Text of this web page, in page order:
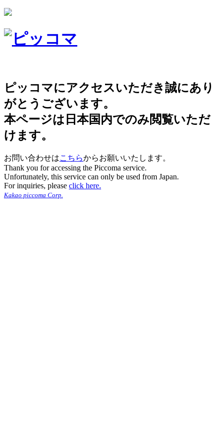
ピッコマにアクセスいただき誠にあり
がとうございます。
本ページは日本国内でのみ閲覧いただ
けます。
お問い合わせはこちらからお願いいたします。
Thank you for accessing the Piccoma service.
Unfortunately, this service can only be used from Japan.
For inquiries, please click here.
Kakao piccoma Corp.